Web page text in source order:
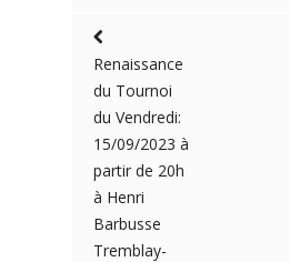
Renaissance
du Tournoi
du Vendredi:
15/09/2023 à
partir de 20h
à Henri
Barbusse
Tremblay-